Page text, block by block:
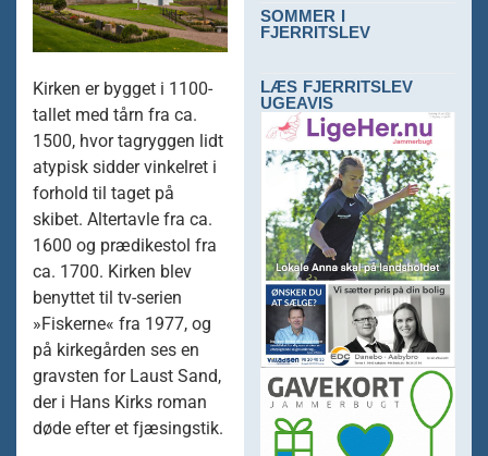
Kirken er bygget i 1100-
tallet med tårn fra ca.
1500, hvor tagryggen lidt
atypisk sidder vinkelret i
forhold til taget på
skibet. Altertavle fra ca.
1600 og prædikestol fra
ca. 1700. Kirken blev
benyttet til tv-serien
»Fiskerne« fra 1977, og
på kirkegården ses en
gravsten for Laust Sand,
der i Hans Kirks roman
døde efter et fjæsingstik.
SOMMER I
FJERRITSLEV
LÆS FJERRITSLEV
UGEAVIS